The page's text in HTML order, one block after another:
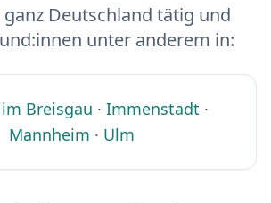
Deutschland tätig und
unter anderem in:
Breisgau · Immenstadt ·
Mannheim · Ulm